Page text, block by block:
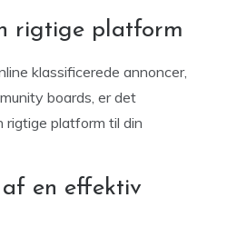
rigtige platform
klassificerede annoncer,
boards, er det
platform til din
en effektiv